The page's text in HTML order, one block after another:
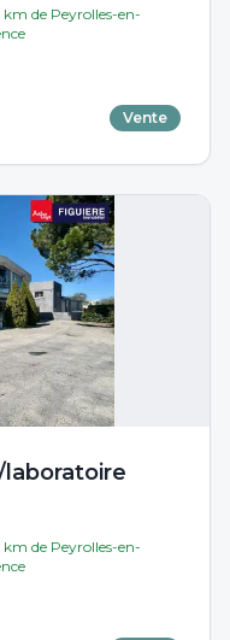
km de Peyrolles-en-
Vente
km de Peyrolles-en-